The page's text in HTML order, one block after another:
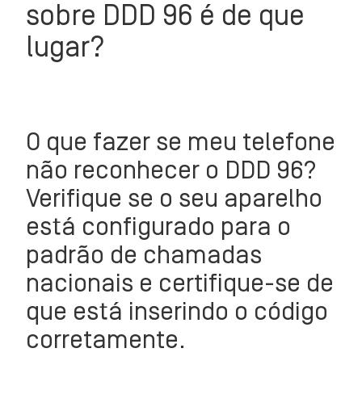
sobre DDD 96 é de que
lugar?
O que fazer se meu telefone
não reconhecer o DDD 96?
Verifique se o seu aparelho
está configurado para o
padrão de chamadas
nacionais e certifique-se de
que está inserindo o código
corretamente.